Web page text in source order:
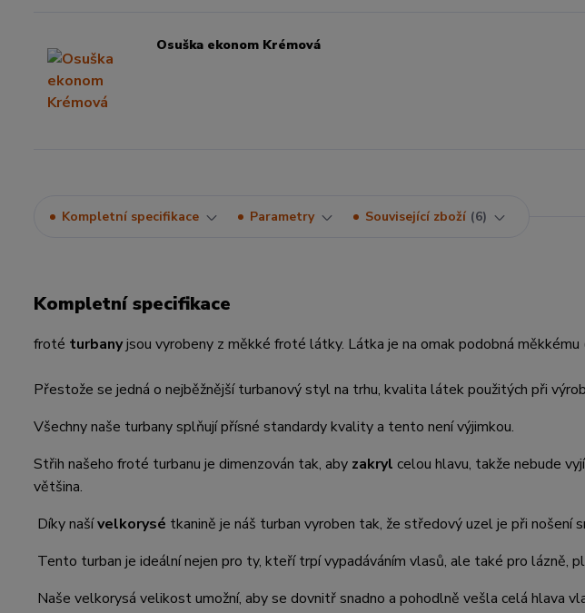
Osuška ekonom Krémová
Kompletní specifikace Parametry Související zboží 6
Kompletní specifikace
froté turbanyjsou vyrobeny z měkké froté látky. Látka je na omak podobná měkkému
Přestože se jedná o nejběžnější turbanový styl na trhu, kvalita látek použitých při
Všechny naše turbany splňují přísné standardy kvality a tento není výjimkou.
Střih našeho froté turbanu je dimenzován tak, aby zakryl celou hlavu, takže nebude
většina.
Díky našívelkorysé tkanině je náš turban vyroben tak, že středový uzel je při nošení
Tento turban je ideální nejen pro ty, kteří trpí vypadáváním vlasů, ale také pro lázně,
Naše velkorysá velikost umožní, aby se dovnitř snadno a pohodlně vešla celá hlava